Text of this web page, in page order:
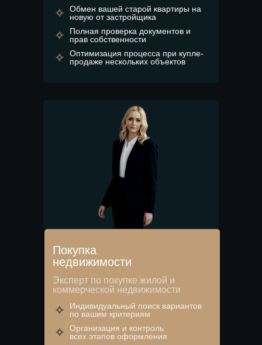
Покупка
недвижимости
Организация и контроль
всех этапов оформления
Индивидуальный поиск вариантов
по вашим критериям
Полная проверка документов и
прав собственности
Оптимизация процесса при купле-
продаже нескольких объектов
Обмен вашей старой квартиры на
новую от застройщика
Эксперт по покупке жилой и
коммерческой недвижимости